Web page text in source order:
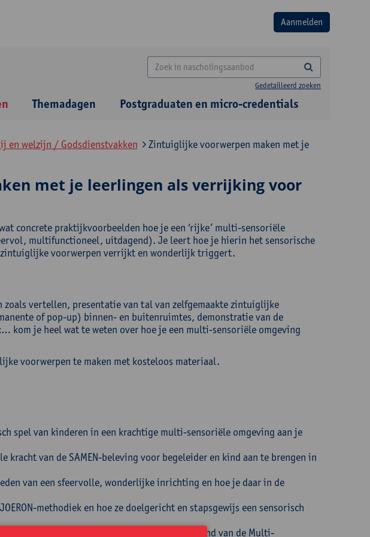
Gedetailleerd zoeken
Themadagen Postgraduaten en micro-credentials
en welzijn / Godsdienstvakken
Zintuiglijke voorwerpen maken met je
met je leerlingen als verrijking voor
concrete praktijkvoorbeelden hoe je een ‘rijke’ multi-sensoriële
multifunctioneel, uitdagend). Je leert hoe je hierin het sensorische
zintuiglijke voorwerpen verrijkt en wonderlijk triggert.
zoals vertellen, presentatie van tal van zelfgemaakte zintuiglijke
of pop-up) binnen- en buitenruimtes, demonstratie van de
kom je heel wat te weten over hoe je een multi-sensoriële omgeving
voorwerpen te maken met kosteloos materiaal.
spel van kinderen in een krachtige multi-sensoriële omgeving aan je
kracht van de SAMEN-beleving voor begeleider en kind aan te brengen in
van een sfeervolle, wonderlijke inrichting en hoe je daar in de
methodiek en hoe ze doelgericht en stapsgewijs een sensorisch
van kinderen kunnen verrijken aan de hand van de Multi-